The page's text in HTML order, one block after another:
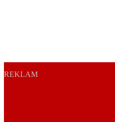
REKLAM